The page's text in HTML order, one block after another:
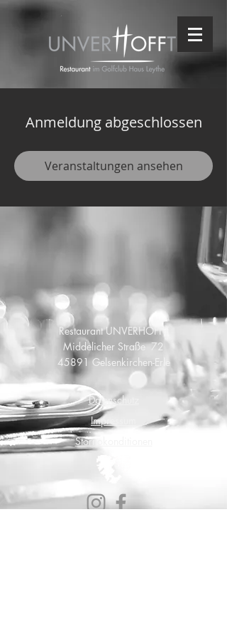
Anmeldung abgeschlossen
Veranstaltungen ansehen
Restaurant UNVERHOFFT
Middelicher Straße 72
45891 Gelsenkirchen-Erle
Datenschutz
Impressum
Stornokonditionen